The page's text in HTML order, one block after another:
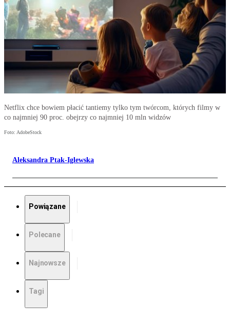
Netflix chce bowiem płacić tantiemy tylko tym twórcom, których filmy w
co najmniej 90 proc. obejrzy co najmniej 10 mln widzów
Foto: AdobeStock
Aleksandra Ptak-Iglewska
Powiązane
Polecane
Najnowsze
Tagi